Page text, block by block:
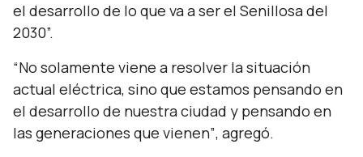
el desarrollo de lo que va a ser el Senillosa del
2030”.
“No solamente viene a resolver la situación
actual eléctrica, sino que estamos pensando en
el desarrollo de nuestra ciudad y pensando en
las generaciones que vienen”, agregó.